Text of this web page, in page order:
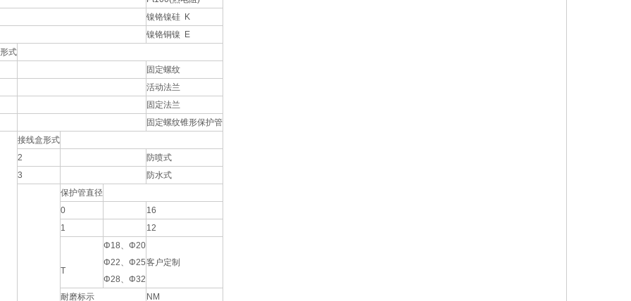
镍铬镍硅 K
镍铬铜镍 E
式
固定螺纹
活动法兰
固定法兰
固定螺纹锥形保护管
接线盒形式
2
防喷式
3
防水式
保护管直径
0
16
1
12
T
Φ18、Φ20
Φ22、Φ25
Φ28、Φ32
客户定制
耐磨标示
NM